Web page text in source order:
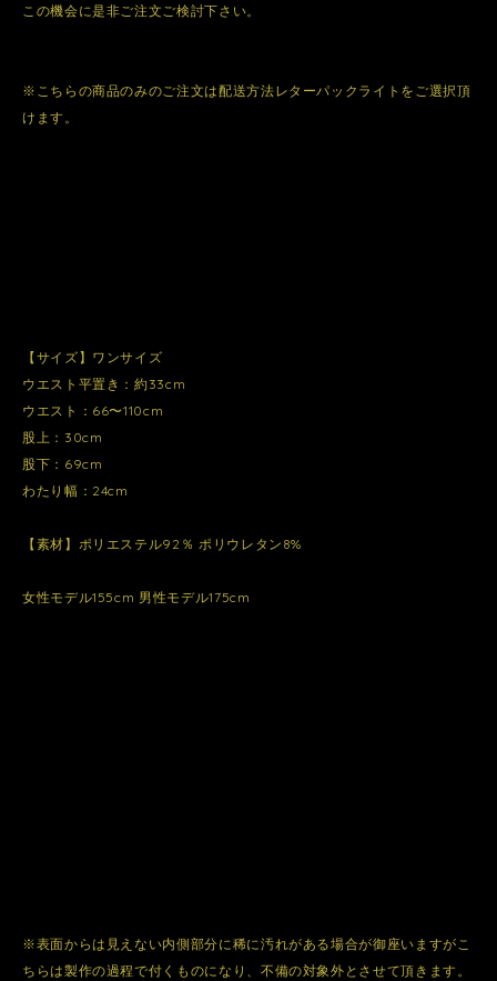
この機会に是非ご注文ご検討下さい。
※こちらの商品のみのご注文は配送方法レターパックライトをご選択頂
けます。
【サイズ】ワンサイズ
ウエスト平置き：約33cm
ウエスト：66〜110cm
股上：30cm
股下：69cm
わたり幅：24cm
【素材】ポリエステル92％ ポリウレタン8%
女性モデル155cm 男性モデル175cm
※表面からは見えない内側部分に稀に汚れがある場合が御座いますがこ
ちらは製作の過程で付くものになり、不備の対象外とさせて頂きます。